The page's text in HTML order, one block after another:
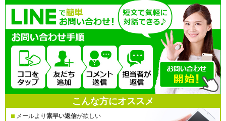
こんな方にオススメ
メールより 素早い返信が欲しい